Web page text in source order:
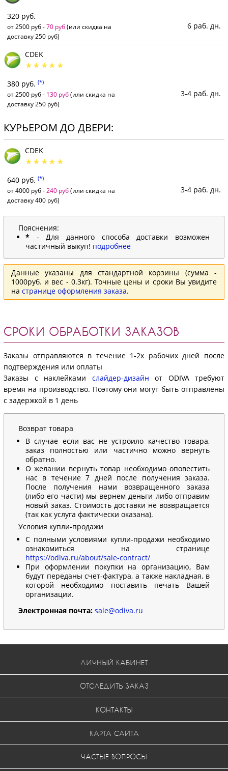
320 руб.
от 2500 руб -70 руб(или скидка на
доставку 250 руб)
6 раб. дн.
CDEK
380 руб. (*)
от 2500 руб - 130 руб(или скидка на
доставку 250 руб)
3-4 раб. дн.
КУРЬЕРОМ ДО ДВЕРИ:
CDEK
640 руб. (*)
от 4000 руб - 240 руб(или скидка на
доставку 400 руб)
3-4 раб. дн.
Пояснения:
* - Для данного способа доставки возможен
частичный выкуп! подробнее
Данные указаны для стандартной корзины (сумма -
1000руб. и вес - 0.3кг). Точные цены и сроки Вы увидите
на странице оформления заказа.
СРОКИ ОБРАБОТКИ ЗАКАЗОВ
Заказы отправляются в течение 1-2х рабочих дней после
подтверждения или оплаты
Заказы с наклейками слайдер-дизайн от ODIVA требуют
время на производство. Поэтому они могут быть отправлены
с задержкой в 1 день
Возврат товара
В случае если вас не устроило качество товара,
заказ полностью или частично можно вернуть
обратно.
О желании вернуть товар необходимо оповестить
нас в течение 7 дней после получения заказа.
После получения нами возвращенного заказа
(либо его части) мы вернем деньги либо отправим
новый заказ. Стоимость доставки не возвращается
(так как услуга фактически оказана).
Условия купли-продажи
С полными условиями купли-продажи необходимо
ознакомиться на странице
https://odiva.ru/about/sale-contract/
При оформлении покупки на организацию, Вам
будут переданы счет-фактура, а также накладная, в
которой необходимо поставить печать Вашей
организации.
Электронная почта: sale@odiva.ru
ЛИЧНЫЙ КАБИНЕТ
ОТСЛЕДИТЬ ЗАКАЗ
КОНТАКТЫ
КАРТА САЙТА
ЧАСТЫЕ ВОПРОСЫ